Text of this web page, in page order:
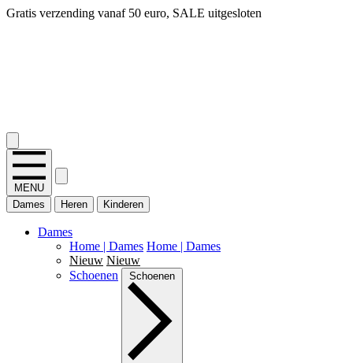
Gratis verzending vanaf 50 euro, SALE uitgesloten
MENU
Dames
Heren Kinderen
Dames
Home | Dames Home | Dames
Nieuw Nieuw
Schoenen
Schoenen